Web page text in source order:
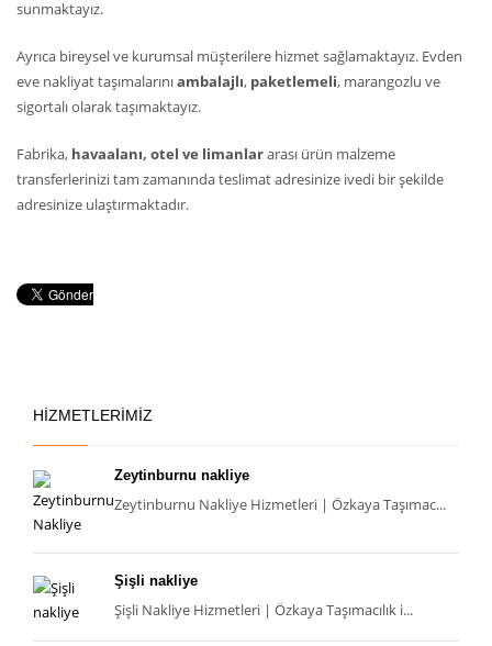
sunmaktayız.
Ayrıca bireysel ve kurumsal müşterilere hizmet sağlamaktayız. Evden
eve nakliyat taşımalarınıambalajlı, paketlemeli, marangozlu ve
sigortalı olarak taşımaktayız.
Fabrika, havaalanı, otel ve limanlararası ürün malzeme
transferlerinizi tam zamanında teslimat adresinize ivedi bir şekilde
adresinize ulaştırmaktadır.
HİZMETLERİMİZ
Zeytinburnu nakliye
Zeytinburnu Nakliye Hizmetleri | Özkaya Taşımac...
Şişli nakliye
Şişli Nakliye Hizmetleri | Özkaya Taşımacılık i...